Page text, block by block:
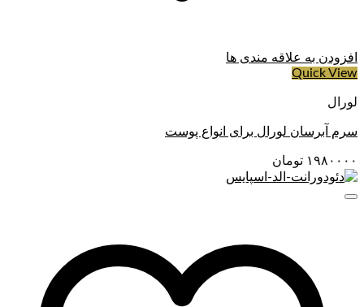
افزودن به علاقه مندی ها
Quick View
لورال
سرم آبرسان لورال برای انواع پوست
۱۹۸۰۰۰۰ تومان